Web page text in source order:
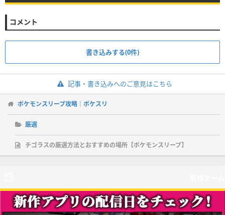
コメント
書き込みする(0件)
記事・書き込みへのご意見はこちら
ポケモンスリープ攻略｜ポケスリ
厳選
チゴラスの厳選方法とおすすめの場所【ポケモンスリープ】